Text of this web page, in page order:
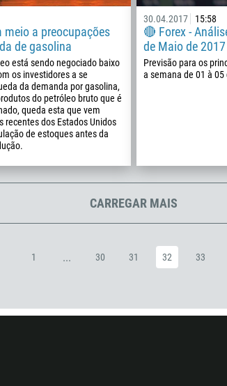
meio a preocupações
de gasolina
está sendo negociado baixo
os investidores a se
da demanda por gasolina,
do petróleo bruto que é
queda esta que vem
recentes dos Estados Unidos
de estoques antes da
30.04.2017 15:58
🔴 Forex -
de Maio de 2017
Previsão para os
a semana de 01 à
CARREGAR MAIS
1 ... 30 31 32 33
374
297
61
43
994
1242
973
229
ME LIGUE DE VOLTA